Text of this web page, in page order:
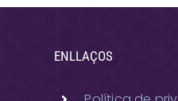
ENLLAÇOS